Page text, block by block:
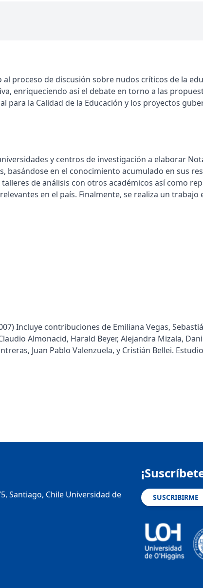
proceso de discusión sobre nudos críticos de la
enriqueciendo así el debate en torno a las
para la Calidad de la Educación y los proyectos
y centros de investigación a elaborar
basándose en el conocimiento acumulado en sus
de análisis con otros académicos así como
en el país. Finalmente, se realiza un trabajo
Incluye contribuciones de Emiliana Vegas,
Almonacid, Harald Beyer, Alejandra Mizala,
Juan Pablo Valenzuela, y Cristián Bellei.
Santiago, Chile Universidad de
SUSCRIBIRME